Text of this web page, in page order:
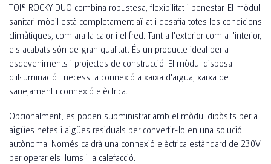
TOI® ROCKY DUO combina robustesa, flexibilitat i benestar. El mòdul
sanitari mòbil està completament aïllat i desafia totes les condicions
climàtiques, com ara la calor i el fred. Tant a l'exterior com a l'interior,
els acabats són de gran qualitat. És un producte ideal per a
esdeveniments i projectes de construcció. El mòdul disposa
d'il·luminació i necessita connexió a xarxa d'aigua, xarxa de
sanejament i connexió elèctrica.
Opcionalment, es poden subministrar amb el mòdul dipòsits per a
aigües netes i aigües residuals per convertir-lo en una solució
autònoma. Només caldrà una connexió elèctrica estàndard de 230V
per operar els llums i la calefacció.